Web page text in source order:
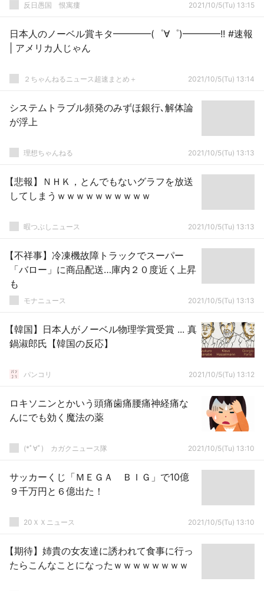
反日愚国 恨寓瘻 2021/10/5(Tu) 13:15
日本人のノーベル賞キタ━━━━(゜∀゜)━━━━!! #速報
| アメリカ人じゃん
２ちゃんねるニュース超速まとめ＋ 2021/10/5(Tu) 13:14
システムトラブル頻発のみずほ銀行､解体論
が浮上
理想ちゃんねる 2021/10/5(Tu) 13:13
【悲報】ＮＨＫ，とんでもないグラフを放送
してしまうｗｗｗｗｗｗｗｗｗｗ
暇つぶしニュース 2021/10/5(Tu) 13:13
【不祥事】冷凍機故障トラックでスーパー
「バロー」に商品配送…庫内２０度近く上昇
も
モナニュース 2021/10/5(Tu) 13:13
【韓国】日本人がノーベル物理学賞受賞 ... 真
鍋淑郎氏【韓国の反応】
パンコリ 2021/10/5(Tu) 13:12
ロキソニンとかいう頭痛歯痛腰痛神経痛な
んにでも効く魔法の薬
(*ﾟ∀ﾟ)ゞカガクニュース隊 2021/10/5(Tu) 13:10
サッカーくじ「ＭＥＧＡ ＢＩＧ」で10億
９千万円と６億出た！
20ＸＸニュース 2021/10/5(Tu) 13:10
【期待】姉貴の女友達に誘われて食事に行っ
たらこんなことになったｗｗｗｗｗｗｗｗ